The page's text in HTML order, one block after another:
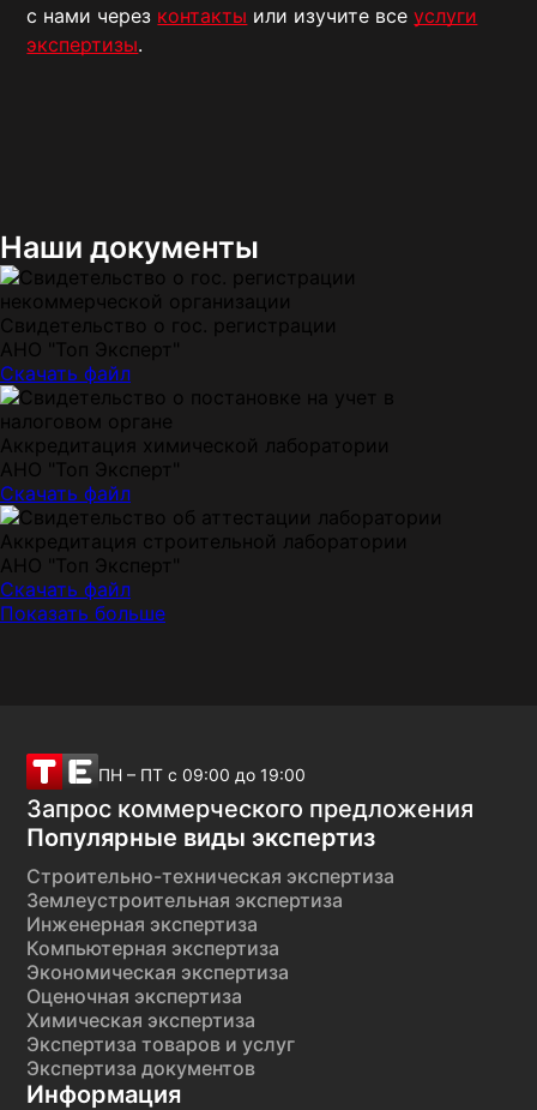
с нами через контакты или изучите всеуслуги
экспертизы.
Наши документы
Свидетельство о гос. регистрации
АНО "Топ Эксперт"
Скачать файл
Аккредитация химической лаборатории
АНО "Топ Эксперт"
Скачать файл
Аккредитация строительной лаборатории
АНО "Топ Эксперт"
Скачать файл
Показать больше
ПН – ПТ с 09:00 до 19:00
Запрос коммерческого предложения
Популярные виды экспертиз
Строительно-техническая экспертиза
Землеустроительная экспертиза
Инженерная экспертиза
Компьютерная экспертиза
Экономическая экспертиза
Оценочная экспертиза
Химическая экспертиза
Экспертиза товаров и услуг
Экспертиза документов
Информация